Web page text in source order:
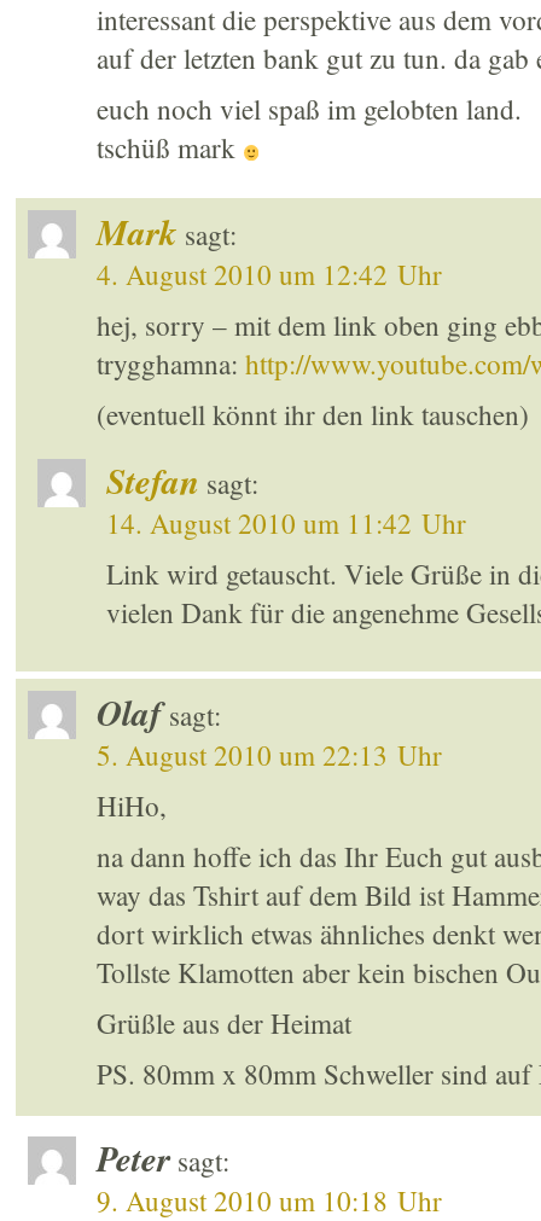
interessant die perspektive aus dem
auf der letzten bank gut zu tun. da
euch noch viel spaß im gelobten land.
tschüß mark
Mark sagt:
4. August 2010 um 12:42 Uhr
hej, sorry – mit dem link oben ging
trygghamna: http://
(eventuell könnt ihr den link tauschen)
Stefan sagt:
14. August 2010 um 11:42 Uhr
Link wird getauscht. Viele Grüße in
vielen Dank für die angenehme
Olaf sagt:
5. August 2010 um 22:13 Uhr
HiHo,
na dann hoffe ich das Ihr Euch gut
way das Tshirt auf dem Bild ist
dort wirklich etwas ähnliches denkt
Tollste Klamotten aber kein bischen
Grüßle aus der Heimat
PS. 80mm x 80mm Schweller sind
Peter sagt:
9. August 2010 um 10:18 Uhr